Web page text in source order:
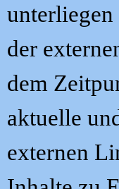
der
dem
aktuelle
externen